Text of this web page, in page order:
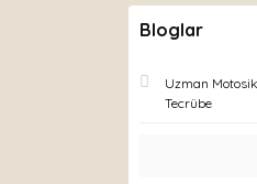
Bloglar
Uzman
Tecrübe